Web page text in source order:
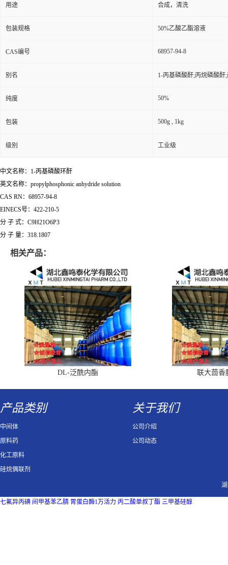
用途 合成，清洗
包装规格 50%乙酸乙酯溶液
CAS编号 68957-94-8
别名 1-丙基磷酸酐;丙烷磷酸酐
纯度 50%
包装 500g , 1kg
级别 工业级
中文名称：1-丙基磷酸环酐
英文名称：propylphosphonic anhydride solution
CAS RN：68957-94-8
EINECS号：422-210-5
分 子 式：C9H21O6P3
分 子 量：318.1807
相关产品：
DL-泛酰内酯 联大茴香
产品类别
中间体
原料药
化工原料
硅烷偶联剂
关于我们
公司介绍
公司动态
七氟异丙碘 间甲基苯乙腈 胃蛋白酶1万活力 丙二酸单叔丁酯 三甲基硅醇